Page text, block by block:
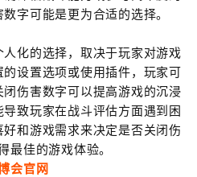
字可能是更为合适的选择。
化的选择，取决于玩家对游戏
设置选项或使用插件，玩家可
伤害数字可以提高游戏的沉浸
致玩家在战斗评估方面遇到困
和游戏需求来决定是否关闭伤
最佳的游戏体验。
会官网